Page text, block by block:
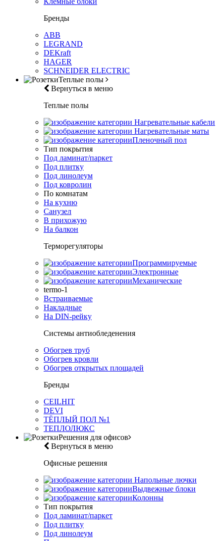
Бренды
ABB
LEGRAND
DEKraft
HAGER
SCHNEIDER ELECTRIC
Теплые полы
Вернуться в меню
Теплые полы
Нагревательные кабели
Нагревательные маты
Пленочный пол
Тип покрытия
Под ламинат/паркет
Под плитку
Под линолеум
Под ковролин
По комнатам
На кухню
Санузел
В прихожую
На балкон
Терморегуляторы
Программируемые
Электронные
Механические
termo-1
Встраиваемые
Накладные
На DIN-рейку
Системы антиобледенения
Обогрев труб
Обогрев кровли
Обогрев открытых площадей
Бренды
CEILHIT
DEVI
ТЁПЛЫЙ ПОЛ №1
ТЕПЛОЛЮКС
Решения для офисов
Вернуться в меню
Офисные решения
Напольные лючки
Выдвежные блоки
Колонны
Тип покрытия
Под ламинат/паркет
Под плитку
Под линолеум